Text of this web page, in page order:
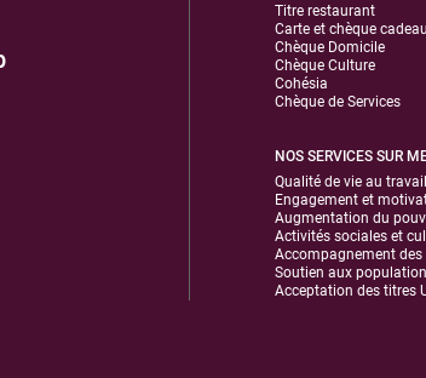
Titre restaurant
Carte et chèque cadeau
Chèque Domicile
Chèque Culture
Cohésia
Chèque de Services
NOS SERVICES SUR
Qualité de vie au travail
Engagement et
Augmentation du
Activités sociales et
Accompagnement
Soutien aux
Acceptation des titres